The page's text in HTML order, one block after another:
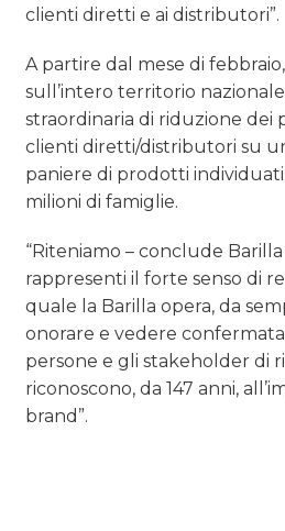
clienti diretti e ai distributori”.
A partire dal mese di
sull’intero territorio
straordinaria di riduzione dei
clienti diretti/distributori su
paniere di prodotti
milioni di famiglie.
“Riteniamo – conclude
rappresenti il forte senso di
quale la Barilla opera, da
onorare e vedere
persone e gli stakeholder di
riconoscono, da 147 anni,
brand”.